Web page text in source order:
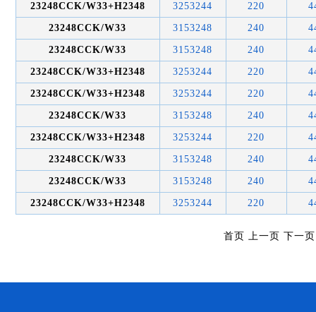
23248CCK/W33+H2348 3253244 220
23248CCK/W33 3153248 240
23248CCK/W33 3153248 240
23248CCK/W33+H2348 3253244 220
23248CCK/W33+H2348 3253244 220
23248CCK/W33 3153248 240
23248CCK/W33+H2348 3253244 220
23248CCK/W33 3153248 240
23248CCK/W33 3153248 240
23248CCK/W33+H2348 3253244 220
首页 上一页 下一